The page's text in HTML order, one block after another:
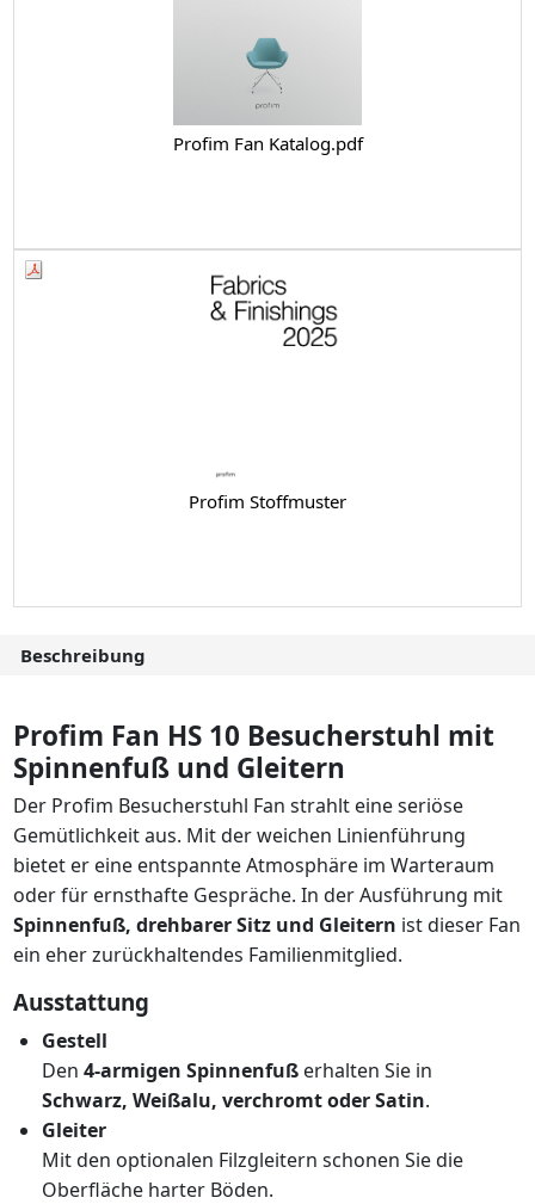
Profim Fan Katalog.pdf
Profim Stoffmuster
Beschreibung
Profim Fan HS 10 Besucherstuhl mit
Spinnenfuß und Gleitern
Der Profim Besucherstuhl Fan strahlt eine seriöse
Gemütlichkeit aus. Mit der weichen Linienführung
bietet er eine entspannte Atmosphäre im Warteraum
oder für ernsthafte Gespräche. In der Ausführung mit
Spinnenfuß, drehbarer Sitz und Gleitern ist dieser Fan
ein eher zurückhaltendes Familienmitglied.
Ausstattung
Gestell
Den4-armigen Spinnenfuß erhalten Sie in
Schwarz, Weißalu, verchromt oder Satin.
Gleiter
Mit den optionalen Filzgleitern schonen Sie die
Oberfläche harter Böden.